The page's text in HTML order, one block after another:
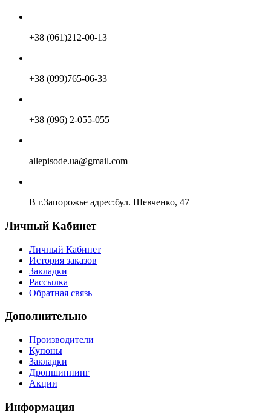
+38 (061)212-00-13
+38 (099)765-06-33
+38 (096) 2-055-055
allepisode.ua@gmail.com
В г.Запорожье адрес:бул. Шевченко, 47
Личный Кабинет
Личный Кабинет
История заказов
Закладки
Рассылка
Обратная связь
Дополнительно
Производители
Купоны
Закладки
Дропшиппинг
Акции
Информация